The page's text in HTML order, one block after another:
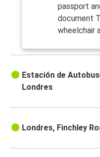
passport
document
wheelchair
Estación de
Londres
Londres, Finchley